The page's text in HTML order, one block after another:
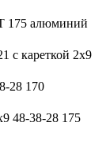
175 алюминий
с кареткой 2x9
28 170
48-38-28 175